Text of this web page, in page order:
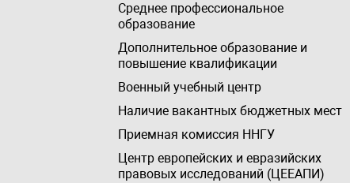
Среднее профессиональное
образование
Дополнительное образование и
повышение квалификации
Военный учебный центр
Наличие вакантных бюджетных мест
Приемная комиссия ННГУ
Центр европейских и евразийских
правовых исследований (ЦЕЕАПИ)